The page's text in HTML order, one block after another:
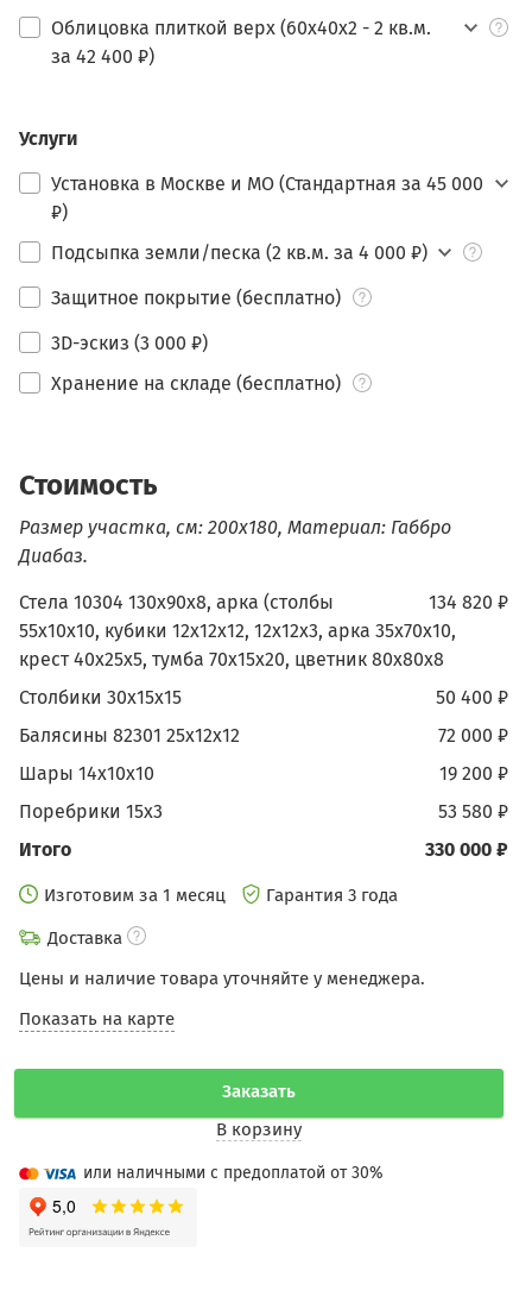
Облицовка плиткой верх (60х40х2 - 2 кв.м.
за 42 400 ₽)
Услуги
Установка в Москве и МО (Стандартная за 45 000
₽)
Подсыпка земли/песка (2 кв.м. за 4 000 ₽)
Защитное покрытие (бесплатно)
3D-эскиз (3 000 ₽)
Хранение на складе (бесплатно)
Стоимость
Размер участка, см: 200х180, Материал: Габбро
Диабаз.
134 820 ₽
Стела 10304 130х90х8, арка (столбы
55х10х10, кубики 12х12х12, 12х12х3, арка 35х70х10,
крест 40х25х5, тумба 70х15х20, цветник 80х80х8
50 400 ₽
Столбики 30х15х15
72 000 ₽
Балясины 82301 25х12х12
19 200 ₽
Шары 14х10х10
53 580 ₽
Поребрики 15х3
330 000 ₽
Итого
Изготовим за 1 месяц
Гарантия 3 года
Доставка
Цены и наличие товара уточняйте у менеджера.
Показать на карте
Заказать
В корзину
или наличными с предоплатой от 30%